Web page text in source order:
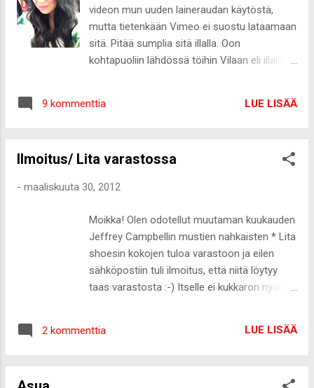
videon mun uuden laineraudan käytöstä,
mutta tietenkään Vimeo ei suostu lataamaan
sitä. Pitää sumplia sitä illalla. Oon
kohtapuoliin lähdössä töihin Vilaan eli illalla
9 kommenttia LUE LISÄÄ
Ilmoitus/ Lita varastossa
- maaliskuuta 30, 2012
Moikka! Olen odotellut muutaman kuukauden
Jeffrey Campbellin mustien nahkaisten * Lita
shoesin kokojen tuloa varastoon ja eilen
sähköpostiin tuli ilmoitus, että niitä löytyy
taas varastosta :-) Itselle ei kukkaron nyörit
jos joku on niitä odotellut, niin nyt niitä taas
2 kommenttia LUE LISÄÄ